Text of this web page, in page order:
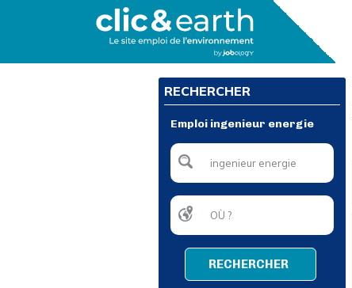
RECHERCHER
Emploi ingenieur energie
RECHERCHER